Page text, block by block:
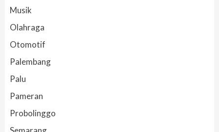
Musik
Olahraga
Otomotif
Palembang
Palu
Pameran
Probolinggo